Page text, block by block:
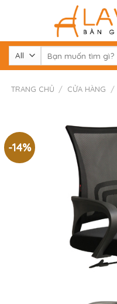
kiếm:
TRANG CHỦ / CỬA HÀNG /
-14%